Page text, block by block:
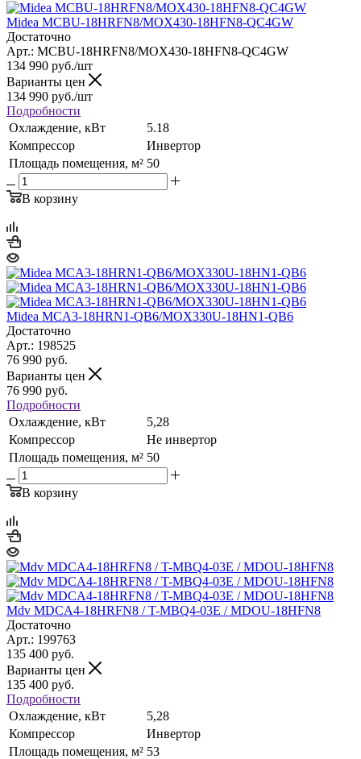
Midea MCBU-18HRFN8/MOX430-18HFN8-QC4GW
Достаточно
Арт.: MCBU-18HRFN8/MOX430-18HFN8-QC4GW
134 990 руб./шт
Варианты цен
134 990 руб./шт
Подробности
Охлаждение, кВт
5.18
Компрессор
Инвертор
Площадь помещения, м² 50
В корзину
Midea MCA3-18HRN1-QB6/MOX330U-18HN1-QB6
Достаточно
Арт.: 198525
76 990 руб.
Варианты цен
76 990 руб.
Подробности
Охлаждение, кВт
5,28
Компрессор
Не инвертор
Площадь помещения, м² 50
В корзину
Mdv MDCA4-18HRFN8 / T-MBQ4-03E / MDOU-18HFN8
Достаточно
Арт.: 199763
135 400 руб.
Варианты цен
135 400 руб.
Подробности
Охлаждение, кВт
5,28
Компрессор
Инвертор
Площадь помещения, м² 53